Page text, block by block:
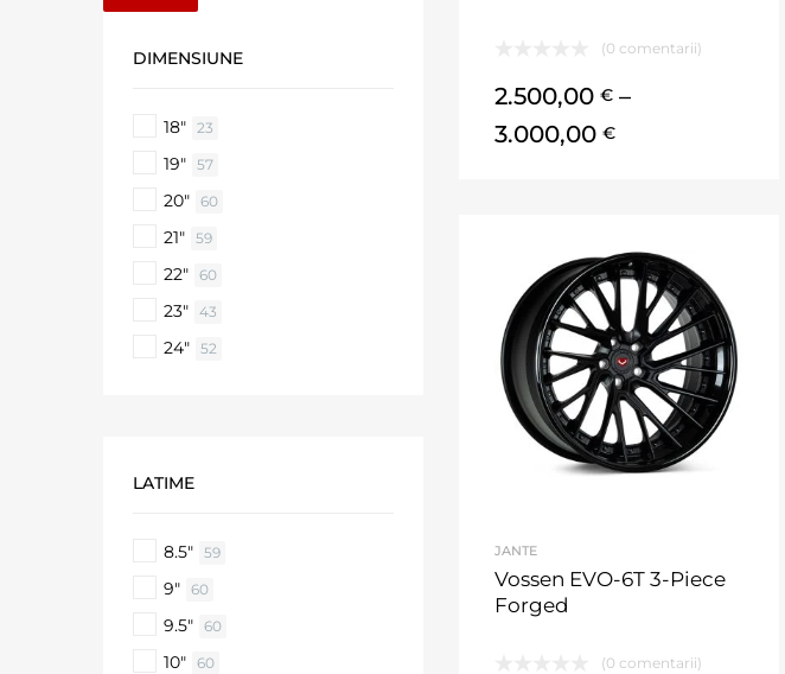
(0 comentarii)
2.500,00 € –
3.000,00 €
JANTE
Vossen EVO-6T 3-Piece
Forged
(0 comentarii)
DIMENSIUNE
18" 23
19" 57
20" 60
21" 59
22" 60
23" 43
24" 52
LATIME
8.5" 59
9" 60
9.5" 60
10" 60